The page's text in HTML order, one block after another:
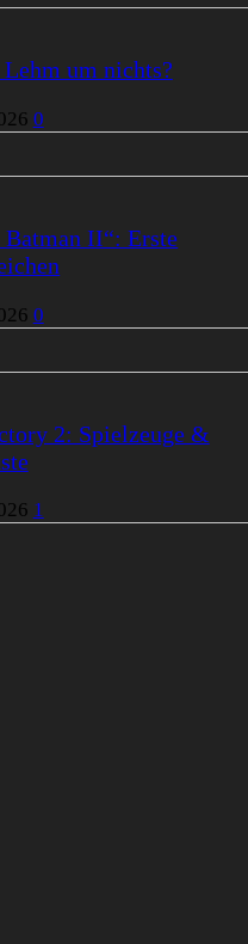
um nichts?
0
Batman II“: Erste
0
2: Spielzeuge &
1